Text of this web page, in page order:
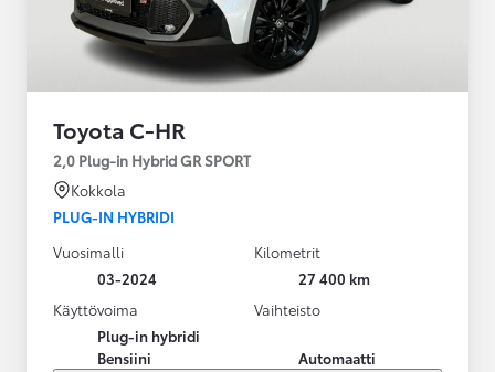
Toyota C-HR
2,0 Plug-in Hybrid GR SPORT
Kokkola
PLUG-IN HYBRIDI
Vuosimalli
03-2024
Kilometrit
27 400 km
Käyttövoima
Plug-in hybridi
Bensiini
Vaihteisto
Automaatti